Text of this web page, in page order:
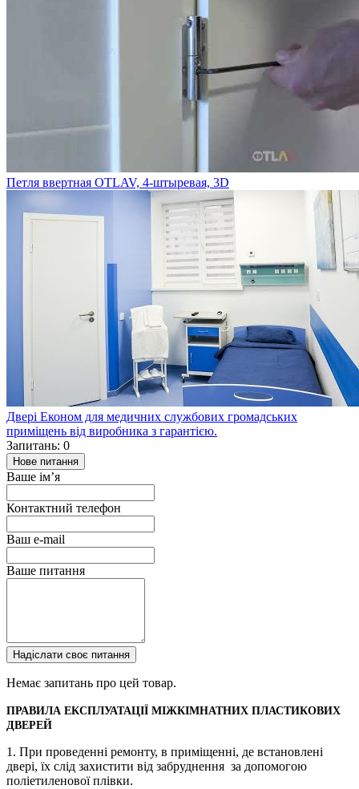
Петля ввертная OTLAV, 4-штыревая, 3D
Двері Економ для медичних службових громадських
приміщень від виробника з гарантією.
Запитань: 0
Нове питання
Ваше ім’я
Контактний телефон
Ваш e-mail
Ваше питання
Надіслати своє питання
Немає запитань про цей товар.
ПРАВИЛА ЕКСПЛУАТАЦІЇ МІЖКІМНАТНИХ ПЛАСТИКОВИХ
ДВЕРЕЙ
1. При проведенні ремонту, в приміщенні, де встановлені
двері, їх слід захистити від забруднення за допомогою
поліетиленової плівки.